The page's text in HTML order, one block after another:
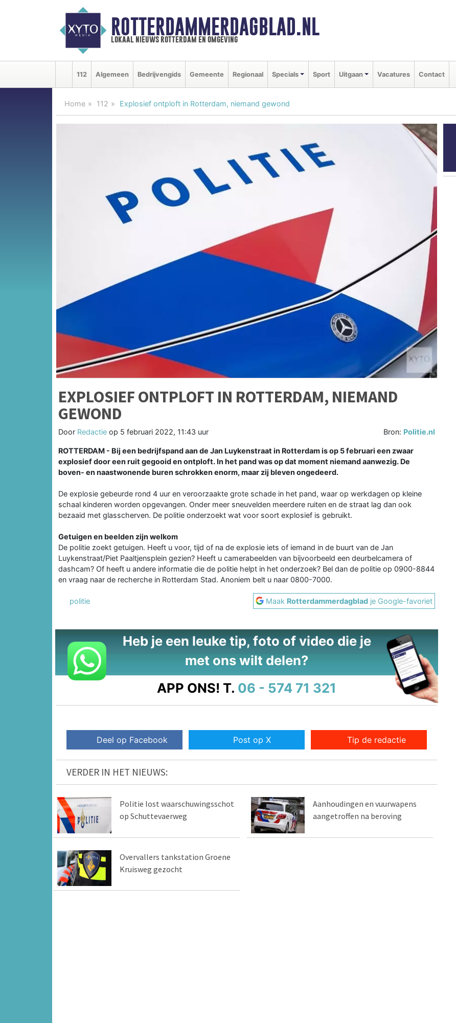
ROTTERDAMMERDAGBLAD.NL
lokaal nieuws rotterdam en omgeving
112 Algemeen Bedrijvengids Gemeente Regionaal Specials Sport Uitgaan Vacatures Contact
Home 112 Explosief ontploft in Rotterdam, niemand gewond
EXPLOSIEF ONTPLOFT IN ROTTERDAM, NIEMAND
GEWOND
Door Redactie op 5 februari 2022, 11:43 uur Bron: Politie.nl
ROTTERDAM - Bij een bedrijfspand aan de Jan Luykenstraat in Rotterdam is op 5 februari een zwaar
explosief door een ruit gegooid en ontploft. In het pand was op dat moment niemand aanwezig. De
boven- en naastwonende buren schrokken enorm, maar zij bleven ongedeerd.
De explosie gebeurde rond 4 uur en veroorzaakte grote schade in het pand, waar op werkdagen op kleine
schaal kinderen worden opgevangen. Onder meer sneuvelden meerdere ruiten en de straat lag dan ook
bezaaid met glasscherven. De politie onderzoekt wat voor soort explosief is gebruikt.
Getuigen en beelden zijn welkom
De politie zoekt getuigen. Heeft u voor, tijd of na de explosie iets of iemand in de buurt van de Jan
Luykenstraat/Piet Paaltjensplein gezien? Heeft u camerabeelden van bijvoorbeeld een deurbelcamera of
dashcam? Of heeft u andere informatie die de politie helpt in het onderzoek? Bel dan de politie op 0900-8844
en vraag naar de recherche in Rotterdam Stad. Anoniem belt u naar 0800-7000.
politie Maak Rotterdammerdagblad je Google-favoriet
Heb je een leuke tip, foto of video die je
met ons wilt delen?
APP ONS! T. 06 - 574 71 321
Deel op Facebook Post op X Tip de redactie
VERDER IN HET NIEUWS:
Politie lost waarschuwingsschot
op Schuttevaerweg
Aanhoudingen en vuurwapens
aangetroffen na beroving
Overvallers tankstation Groene
Kruisweg gezocht